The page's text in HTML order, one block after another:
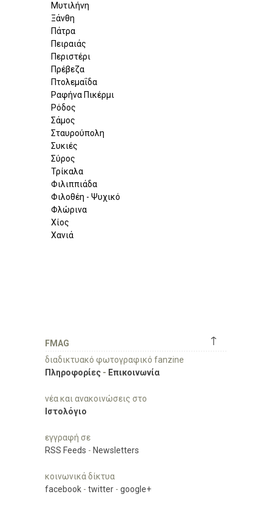
Μυτιλήνη
Ξάνθη
Πάτρα
Πειραιάς
Περιστέρι
Πρέβεζα
Πτολεμαΐδα
Ραφήνα Πικέρμι
Ρόδος
Σάμος
Σταυρούπολη
Συκιές
Σύρος
Τρίκαλα
Φιλιππιάδα
Φιλοθέη - Ψυχικό
Φλώρινα
Χίος
Χανιά
↑
FMAG
διαδικτυακό φωτογραφικό fanzine
Πληροφορίες - Επικοινωνία
νέα και ανακοινώσεις στο
Ιστολόγιο
εγγραφή σε
RSS Feeds - Newsletters
κοινωνικά δίκτυα
facebook - twitter - google+